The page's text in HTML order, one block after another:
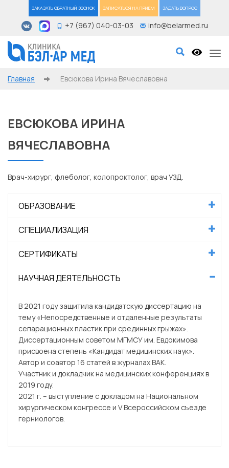
ЗАКАЗАТЬ ОБРАТНЫЙ ЗВОНОК ЗАПИСАТЬСЯ НА ПРИЕМ ЗАДАТЬ ВОПРОС
+7 (967) 040-03-03 info@belarmed.ru
Главная Евсюкова Ирина Вячеславовна
ЕВСЮКОВА ИРИНА
ВЯЧЕСЛАВОВНА
Врач-хирург, флеболог, колопроктолог, врач УЗД.
ОБРАЗОВАНИЕ
СПЕЦИАЛИЗАЦИЯ
СЕРТИФИКАТЫ
НАУЧНАЯ ДЕЯТЕЛЬНОСТЬ
В 2021 году защитила кандидатскую диссертацию на
тему «Непосредственные и отдаленные результаты
сепарационных пластик при срединных грыжах».
Диссертационным советом МГМСУ им. Евдокимова
присвоена степень «Кандидат медицинских наук».
Автор и соавтор 16 статей в журналах ВАК.
Участник и докладчик на медицинских конференциях в
2019 году.
2021 г. – выступление с докладом на Национальном
хирургическом конгрессе и V Всероссийском съезде
герниологов.